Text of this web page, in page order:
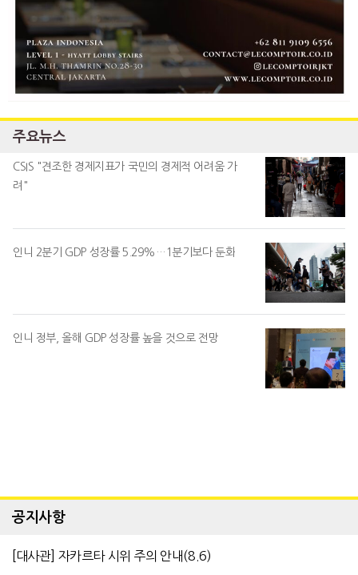
주요뉴스
CSIS "견조한 경제지표가 국민의 경제적 어려움 가
려"
인니 2분기 GDP 성장률 5.29%…1분기보다 둔화
인니 정부, 올해 GDP 성장률 높을 것으로 전망
공지사항
[대사관] 자카르타 시위 주의 안내(8.6)